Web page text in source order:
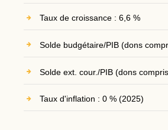
Taux de croissance : 6,6 %
Solde budgétaire/PIB (dons
Solde ext. cour./PIB (dons
Taux d'inflation : 0 % (2025)